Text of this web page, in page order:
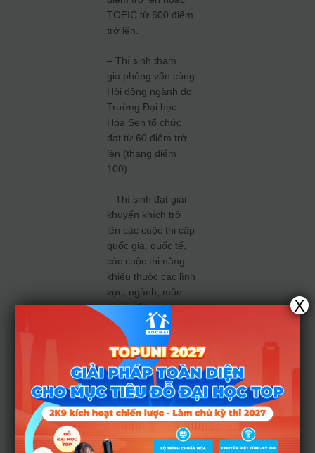
TOEIC từ 600 điểm
trở lên.
– Thí sinh tham
gia phỏng vấn cùng
Hội đồng ngành do
Trường Đại học
Hoa Sen tổ chức
đạt từ 60 điểm trở
lên (thang điểm
100).
– Thí sinh đạt giải
khuyến khích trở
lên các cuộc thi cấp
quốc gia, quốc tế,
các cuộc thi năng
khiếu thuộc các lĩnh
vực, ngành, môn
trong tổ hợp xét
tuyển.
– Thí sinh có bằng
TCCN hệ chính quy,
hệ nghề (hoặc
tương đương theo
quy định của
BGDĐT) của cùng
ngành hoặc ngành
X